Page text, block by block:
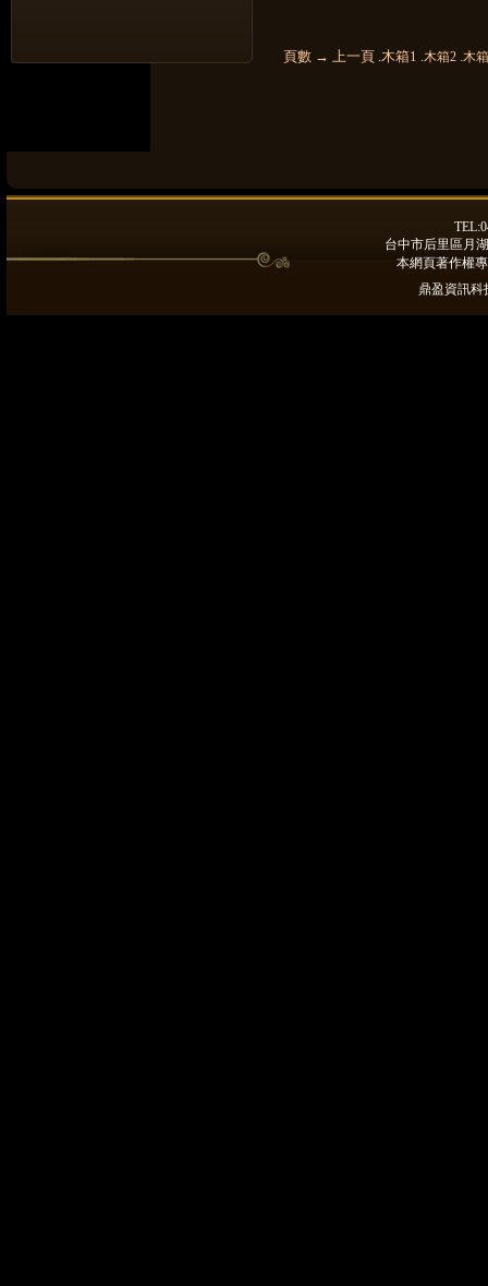
頁數 → 上一頁 .木箱1 .木箱2 .木
台中市后里區月
本網頁著作權
鼎盈資訊科